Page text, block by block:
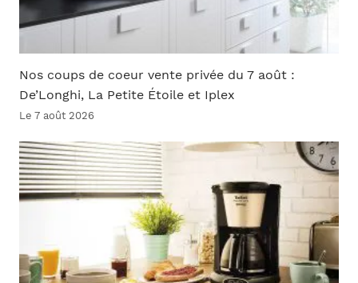
Nos coups de coeur vente privée du 7 août :
De’Longhi, La Petite Étoile et Iplex
Le 7 août 2026